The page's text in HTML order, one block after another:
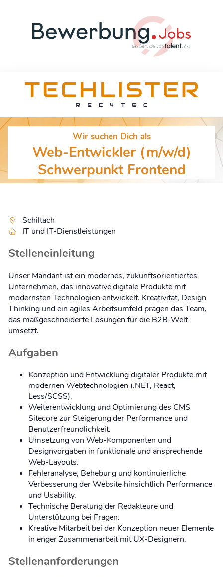
Wir suchen Dich als
Web-Entwickler (m/w/d)
Schwerpunkt Frontend
Schiltach
IT und IT-Dienstleistungen
Stelleneinleitung
Unser Mandant ist ein modernes, zukunftsorientiertes
Unternehmen, das innovative digitale Produkte mit
modernsten Technologien entwickelt. Kreativität, Design
Thinking und ein agiles Arbeitsumfeld prägen das Team,
das maßgeschneiderte Lösungen für die B2B-Welt
umsetzt.
Aufgaben
Konzeption und Entwicklung digitaler Produkte mit
modernen Webtechnologien (.NET, React,
Less/SCSS).
Weiterentwicklung und Optimierung des CMS
Sitecore zur Steigerung der Performance und
Benutzerfreundlichkeit.
Umsetzung von Web-Komponenten und
Designvorgaben in funktionale und ansprechende
Web-Layouts.
Fehleranalyse, Behebung und kontinuierliche
Verbesserung der Website hinsichtlich Performance
und Usability.
Technische Beratung der Redakteure und
Unterstützung bei Fragen.
Kreative Mitarbeit bei der Konzeption neuer Elemente
in enger Zusammenarbeit mit UX-Designern.
Stellenanforderungen